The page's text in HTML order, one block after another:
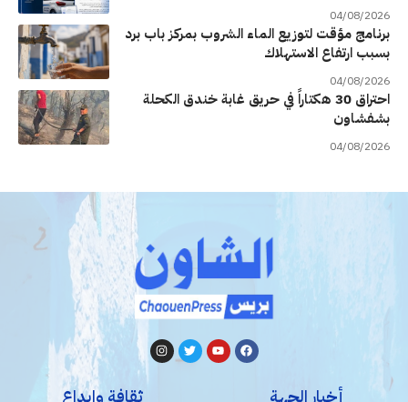
04/08/2026
برنامج مؤقت لتوزيع الماء الشروب بمركز باب برد
بسبب ارتفاع الاستهلاك
04/08/2026
احتراق 30 هكتاراً في حريق غابة خندق الكحلة
بشفشاون
04/08/2026
أخبار الجهة ثقافة وإبداع